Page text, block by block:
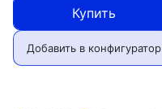
Купить
Добавить в конфигуратор